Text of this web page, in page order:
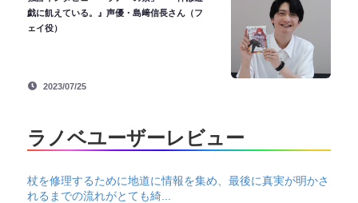
戯に飢えている。』声優・島﨑信長さん（フ
ェイ役）
2023/07/25
ラノベユーザーレビュー
杖を修理するために地道に情報を集め、最後に真実が明かさ
れるまでの流れがとても綺...